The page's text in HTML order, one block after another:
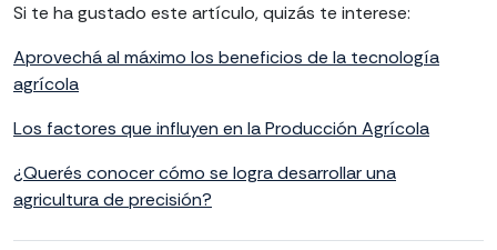
Si te ha gustado este artículo, quizás te interese:
Aprovechá al máximo los beneficios de la tecnología
agrícola
Los factores que influyen en la Producción Agrícola
¿Querés conocer cómo se logra desarrollar una
agricultura de precisión?